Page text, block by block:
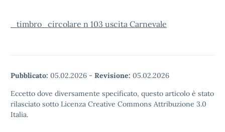
_timbro_circolare n 103 uscita Carnevale
Pubblicato: 05.02.2026 - Revisione: 05.02.2026
Eccetto dove diversamente specificato, questo articolo è stato
rilasciato sotto Licenza Creative Commons Attribuzione 3.0
Italia.